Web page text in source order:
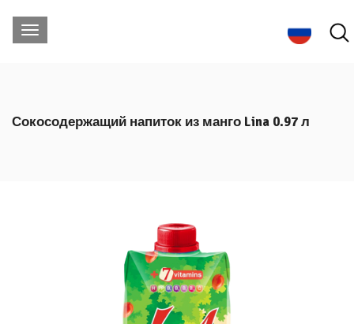
Сокосодержащий напиток из манго Lina 0.97 л